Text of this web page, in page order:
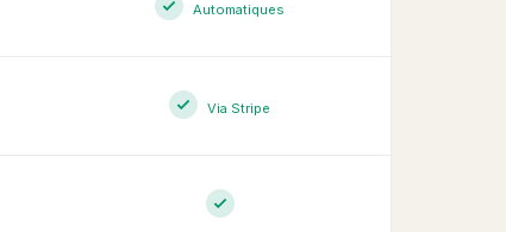
Automatiques
Via Stripe